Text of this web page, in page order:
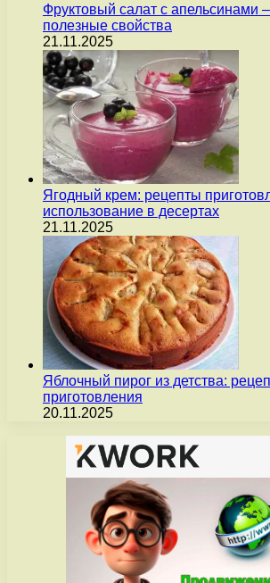
Фруктовый салат с апельсинами
полезные свойства
21.11.2025
Ягодный крем: рецепты
использование в десертах
21.11.2025
Яблочный пирог из детства:
приготовления
20.11.2025